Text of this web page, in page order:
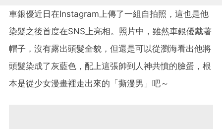
車銀優近日在Instagram上傳了一組自拍照，這也是他
染髮之後首度在SNS上亮相。照片中，雖然車銀優戴著
帽子，沒有露出頭髮全貌，但還是可以從瀏海看出他將
頭髮染成了灰藍色，配上這張帥到人神共憤的臉蛋，根
本是從少女漫畫裡走出來的「撕漫男」吧～